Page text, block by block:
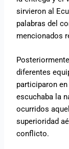
sirvieron al
palabras del
mencionados
diferentes
participaron
escuchaba la
ocurridos
superioridad
conflicto.